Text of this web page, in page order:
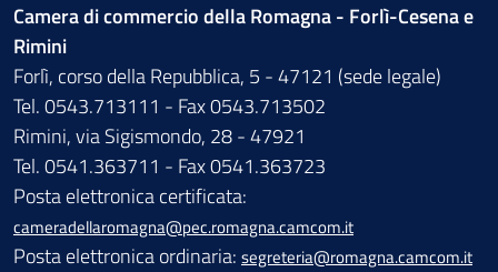
Camera di commercio della Romagna - Forlì-Cesena e
Rimini
Forlì, corso della Repubblica, 5 - 47121 (sede legale)
Tel. 0543.713111 - Fax 0543.713502
Rimini, via Sigismondo, 28 - 47921
Tel. 0541.363711 - Fax 0541.363723
Posta elettronica certificata:
cameradellaromagna@pec.romagna.camcom.it
Posta elettronica ordinaria: segreteria@romagna.camcom.it